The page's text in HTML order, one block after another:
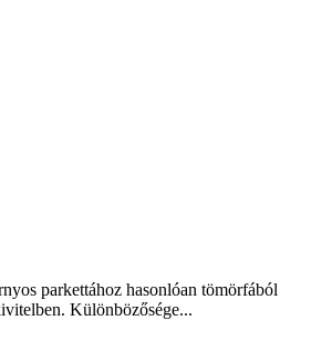
parkettához hasonlóan tömörfából
Különbözősége...